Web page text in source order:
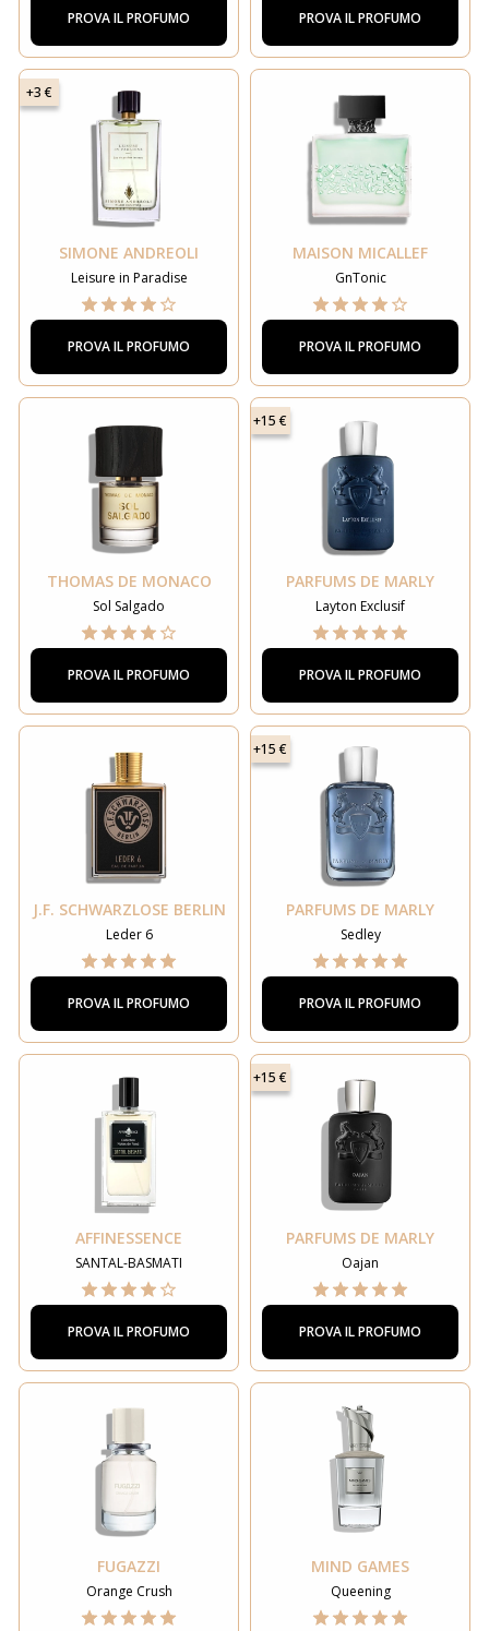
PROVA IL PROFUMO PROVA IL PROFUMO
+3 €
SIMONE ANDREOLI
Leisure in Paradise
PROVA IL PROFUMO
MAISON MICALLEF
GnTonic
PROVA IL PROFUMO
THOMAS DE MONACO
Sol Salgado
PROVA IL PROFUMO
+15 €
PARFUMS DE MARLY
Layton Exclusif
PROVA IL PROFUMO
J.F. SCHWARZLOSE BERLIN
Leder 6
PROVA IL PROFUMO
+15 €
PARFUMS DE MARLY
Sedley
PROVA IL PROFUMO
AFFINESSENCE
SANTAL-BASMATI
PROVA IL PROFUMO
+15 €
PARFUMS DE MARLY
Oajan
PROVA IL PROFUMO
FUGAZZI
Orange Crush
MIND GAMES
Queening